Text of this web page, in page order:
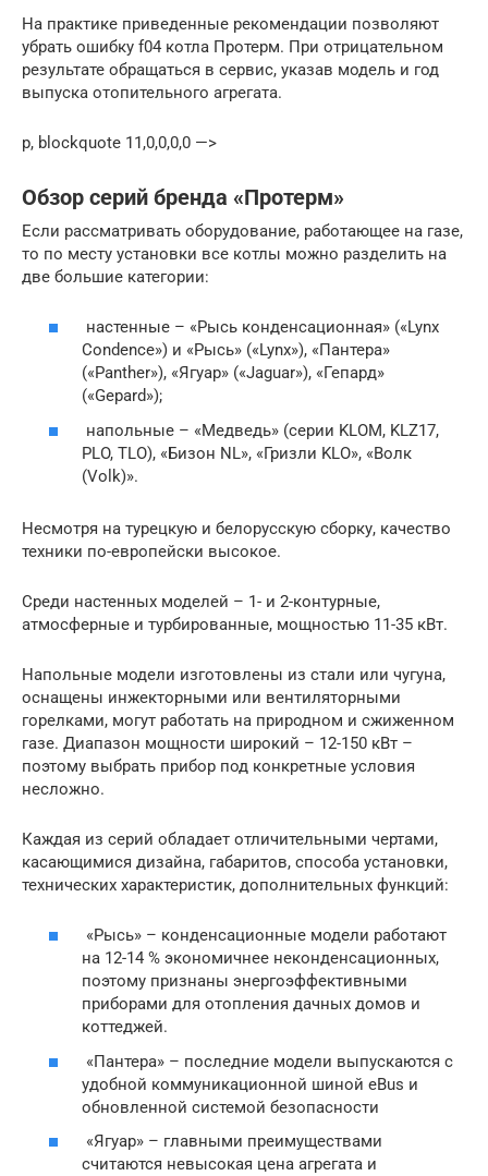
На практике приведенные рекомендации позволяют
убрать ошибку f04 котла Протерм. При отрицательном
результате обращаться в сервис, указав модель и год
выпуска отопительного агрегата.
p, blockquote 11,0,0,0,0 —>
Обзор серий бренда «Протерм»
Если рассматривать оборудование, работающее на газе,
то по месту установки все котлы можно разделить на
две большие категории:
настенные – «Рысь конденсационная» («Lynx
Condence») и «Рысь» («Lynx»), «Пантера»
(«Panther»), «Ягуар» («Jaguar»), «Гепард»
(«Gepard»);
напольные – «Медведь» (серии KLOM, KLZ17,
РLO, TLO), «Бизон NL», «Гризли KLO», «Волк
(Volk)».
Несмотря на турецкую и белорусскую сборку, качество
техники по-европейски высокое.
Среди настенных моделей – 1- и 2-контурные,
атмосферные и турбированные, мощностью 11-35 кВт.
Напольные модели изготовлены из стали или чугуна,
оснащены инжекторными или вентиляторными
горелками, могут работать на природном и сжиженном
газе. Диапазон мощности широкий – 12-150 кВт –
поэтому выбрать прибор под конкретные условия
несложно.
Каждая из серий обладает отличительными чертами,
касающимися дизайна, габаритов, способа установки,
технических характеристик, дополнительных функций:
«Рысь» – конденсационные модели работают
на 12-14 % экономичнее неконденсационных,
поэтому признаны энергоэффективными
приборами для отопления дачных домов и
коттеджей.
«Пантера» – последние модели выпускаются с
удобной коммуникационной шиной eBus и
обновленной системой безопасности
«Ягуар» – главными преимуществами
считаются невысокая цена агрегата и